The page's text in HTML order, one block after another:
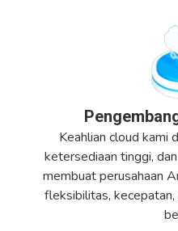
Keahlian cloud kami
ketersediaan tinggi,
membuat perusahaan
fleksibilitas,